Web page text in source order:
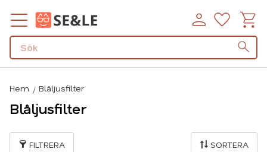
Meny
Hem Blåljusfilter
Blåljusfilter
FILTRERA SORTERA